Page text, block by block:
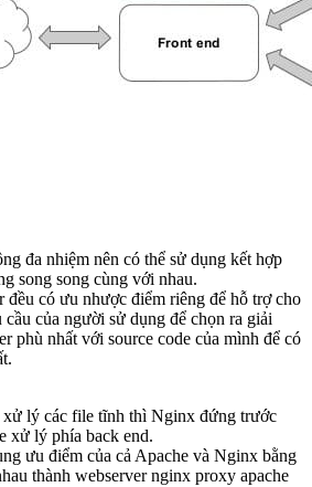
đa nhiệm nên có thể sử dụng kết hợp
song song cùng với nhau.
đều có ưu nhược điểm riêng để hỗ trợ cho
của người sử dụng để chọn ra giải
phù nhất với source code của mình để có
lý các file tĩnh thì Nginx đứng trước
xử lý phía back end.
ưu điểm của cả Apache và Nginx bằng
thành webserver nginx proxy apache